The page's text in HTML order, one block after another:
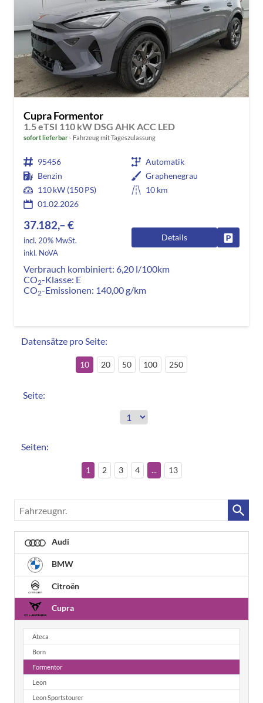
Cupra Formentor
1.5 eTSI 110 kW DSG AHK ACC LED
sofort lieferbar Fahrzeug mit Tageszulassung
95456
Automatik
Benzin
Graphenegrau
110 kW (150 PS)
10 km
01.02.2026
37.182,– €
incl. 20% MwSt.
inkl. NoVA
Details
Verbrauch kombiniert: 6,20 l/100km
CO2-Klasse: E
CO2-Emissionen: 140,00 g/km
Datensätze pro Seite:
10 20 50 100 250
Seite:
Seiten:
1 2 3 4 ... 13
Fahrzeugnr.
Audi
BMW
Citroën
Cupra
Ateca
Born
Formentor
Leon
Leon Sportstourer